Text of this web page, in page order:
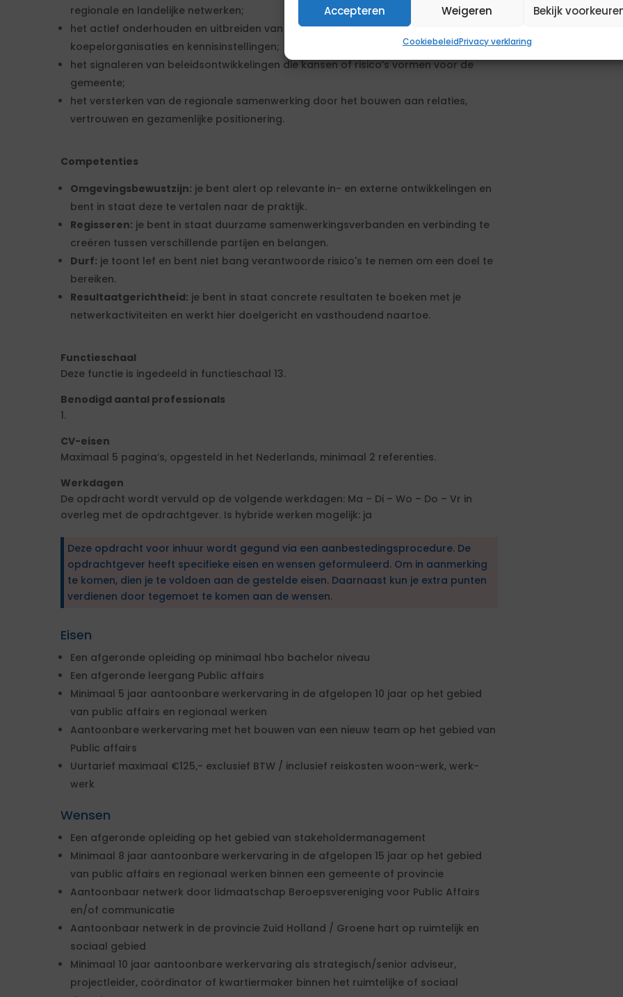
Accepteren Weigeren Bekijk
CookiebeleidPrivacy verklaring
regionale en landelijke netwerken;
het actief onderhouden en uitbreiden van een relevant netwerk binnen overheden,
koepelorganisaties en kennisinstellingen;
het signaleren van beleidsontwikkelingen die kansen of risico’s vormen voor de
gemeente;
het versterken van de regionale samenwerking door het bouwen aan relaties,
vertrouwen en gezamenlijke positionering.
Competenties
Omgevingsbewustzijn: je bent alert op relevante in- en externe ontwikkelingen en
bent in staat deze te vertalen naar de praktijk.
Regisseren: je bent in staat duurzame samenwerkingsverbanden en verbinding te
creëren tussen verschillende partijen en belangen.
Durf: je toont lef en bent niet bang verantwoorde risico's te nemen om een doel te
bereiken.
Resultaatgerichtheid: je bent in staat concrete resultaten te boeken met je
netwerkactiviteiten en werkt hier doelgericht en vasthoudend naartoe.
Functieschaal
Deze functie is ingedeeld in functieschaal 13.
Benodigd aantal professionals
1.
CV-eisen
Maximaal 5 pagina’s, opgesteld in het Nederlands, minimaal 2 referenties.
Werkdagen
De opdracht wordt vervuld op de volgende werkdagen: Ma – Di – Wo – Do – Vr in
overleg met de opdrachtgever. Is hybride werken mogelijk: ja
Deze opdracht voor inhuur wordt gegund via een aanbestedingsprocedure. De
opdrachtgever heeft specifieke eisen en wensen geformuleerd. Om in aanmerking
te komen, dien je te voldoen aan de gestelde eisen. Daarnaast kun je extra punten
verdienen door tegemoet te komen aan de wensen.
Eisen
Een afgeronde opleiding op minimaal hbo bachelor niveau
Een afgeronde leergang Public affairs
Minimaal 5 jaar aantoonbare werkervaring in de afgelopen 10 jaar op het gebied
van public affairs en regionaal werken
Aantoonbare werkervaring met het bouwen van een nieuw team op het gebied van
Public affairs
Uurtarief maximaal €125,- exclusief BTW / inclusief reiskosten woon-werk, werk-
werk
Wensen
Een afgeronde opleiding op het gebied van stakeholdermanagement
Minimaal 8 jaar aantoonbare werkervaring in de afgelopen 15 jaar op het gebied
van public affairs en regionaal werken binnen een gemeente of provincie
Aantoonbaar netwerk door lidmaatschap Beroepsvereniging voor Public Affairs
en/of communicatie
Aantoonbaar netwerk in de provincie Zuid Holland / Groene hart op ruimtelijk en
sociaal gebied
Minimaal 10 jaar aantoonbare werkervaring als strategisch/senior adviseur,
projectleider, coördinator of kwartiermaker binnen het ruimtelijke of sociaal